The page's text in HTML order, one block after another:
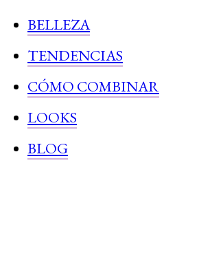
BELLEZA
TENDENCIAS
CÓMO COMBINAR
LOOKS
BLOG